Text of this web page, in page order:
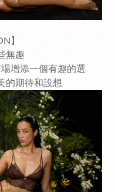
】
無趣
增添一個有趣的選
的期待和設想